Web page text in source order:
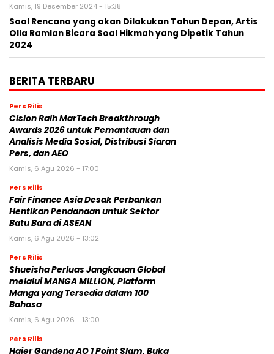
Kamis, 19 Desember 2024 - 15:38
Soal Rencana yang akan Dilakukan Tahun Depan, Artis
Olla Ramlan Bicara Soal Hikmah yang Dipetik Tahun
2024
BERITA TERBARU
Pers Rilis
Cision Raih MarTech Breakthrough
Awards 2026 untuk Pemantauan dan
Analisis Media Sosial, Distribusi Siaran
Pers, dan AEO
Kamis, 6 Agu 2026 - 17:00
Pers Rilis
Fair Finance Asia Desak Perbankan
Hentikan Pendanaan untuk Sektor
Batu Bara di ASEAN
Kamis, 6 Agu 2026 - 13:02
Pers Rilis
Shueisha Perluas Jangkauan Global
melalui MANGA MILLION, Platform
Manga yang Tersedia dalam 100
Bahasa
Kamis, 6 Agu 2026 - 13:00
Pers Rilis
Haier Gandeng AO 1 Point Slam, Buka